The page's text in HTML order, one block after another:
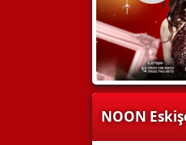
NOON